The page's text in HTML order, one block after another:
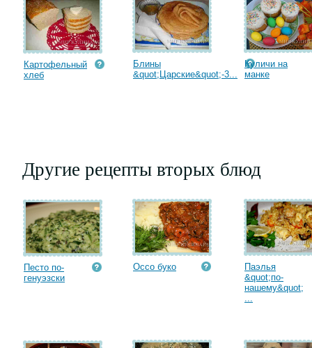
Картофельный
хлеб
Блины
&quot;Царские&quot;-3...
Куличи на
манке
Другие рецепты вторых блюд
Песто по-
генуэзски
Оссо буко
Паэлья
&quot;по-
нашему&quot;
...